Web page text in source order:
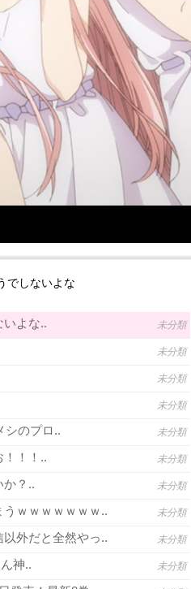
でしないよな
いよな.. 未分類
未分類
未分類
未分類
シのプロ.. 未分類
！！！.. 未分類
か？.. 未分類
ｗｗｗｗｗｗｗ.. 未分類
外だと全然やっ.. 未分類
神.. 未分類